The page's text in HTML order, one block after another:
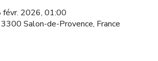
2026, 01:00
Salon-de-Provence, France